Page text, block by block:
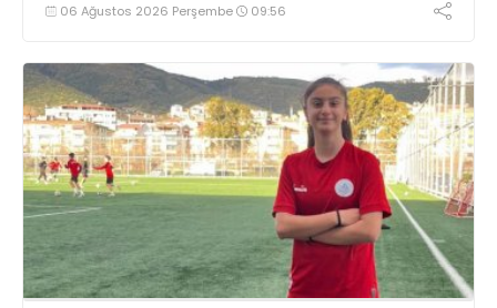
06 Ağustos 2026 Perşembe 09:56